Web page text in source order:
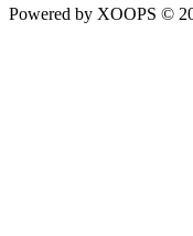
Powered by XOOPS ©